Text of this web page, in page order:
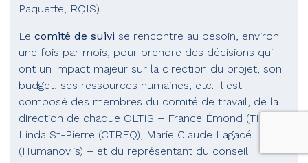
Paquette, RQIS).
Le comité de suivi se rencontre au besoin, environ
une fois par mois, pour prendre des décisions qui
ont un impact majeur sur la direction du projet, son
budget, ses ressources humaines, etc. Il est
composé des membres du comité de travail, de la
direction de chaque OLTIS – France Émond (TIESS),
Linda St-Pierre (CTREQ), Marie Claude Lagacé
(Humanov·is) – et du représentant du conseil